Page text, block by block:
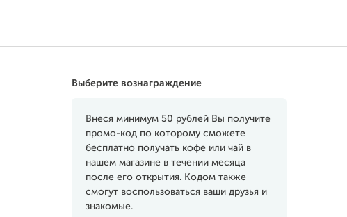
Выберите вознаграждение
Внеся минимум 50 рублей Вы получите
промо-код по которому сможете
бесплатно получать кофе или чай в
нашем магазине в течении месяца
после его открытия. Кодом также
смогут воспользоваться ваши друзья и
знакомые.